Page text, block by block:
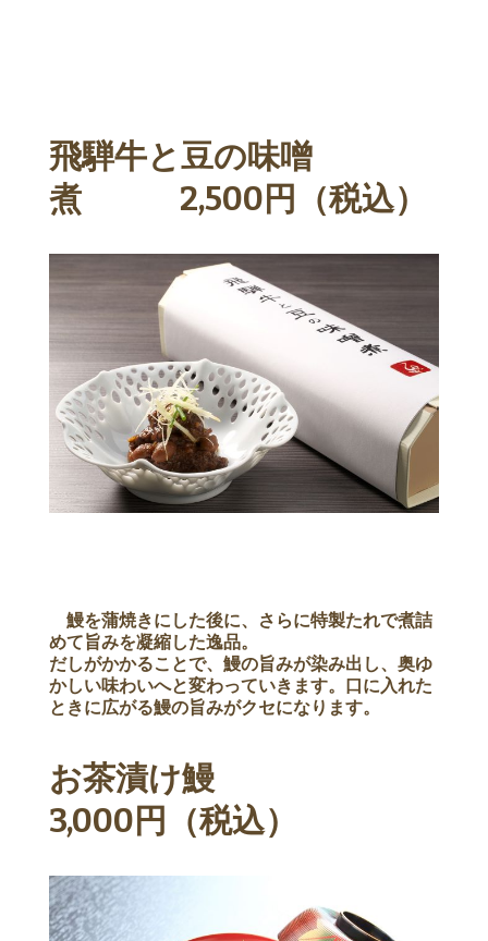
飛騨牛と豆の味噌
煮 2,500円（税込）
鰻を蒲焼きにした後に、さらに特製たれで煮詰
めて旨みを凝縮した逸品。
だしがかかることで、鰻の旨みが染み出し、奥ゆ
かしい味わいへと変わっていきます。口に入れた
ときに広がる鰻の旨みがクセになります。
お茶漬け鰻
3,000円（税込）